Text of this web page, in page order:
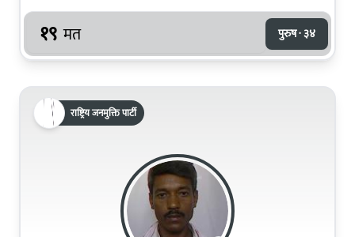
१९ मत पुरुष · ३४
राष्ट्रिय जनमुक्ति पार्टी